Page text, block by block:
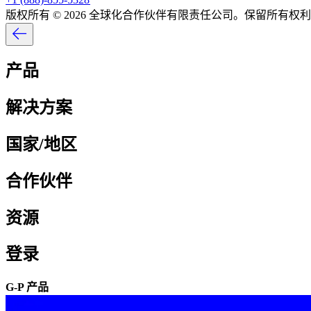
版权所有 © 2026 全球化合作伙伴有限责任公司。保留所有权
产品​​
解决方案​​
国家/地区​​
合作伙伴​​
资源​​
登录​​
G-P 产品​​